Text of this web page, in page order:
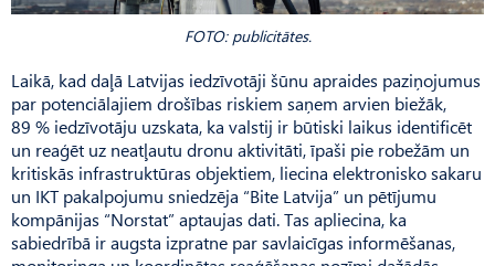
FOTO: publicitātes.
Laikā, kad daļā Latvijas iedzīvotāji šūnu apraides paziņojumus
par potenciālajiem drošības riskiem saņem arvien biežāk,
89 % iedzīvotāju uzskata, ka valstij ir būtiski laikus identificēt
un reaģēt uz neatļautu dronu aktivitāti, īpaši pie robežām un
kritiskās infrastruktūras objektiem, liecina elektronisko sakaru
un IKT pakalpojumu sniedzēja “Bite Latvija” un pētījumu
kompānijas “Norstat” aptaujas dati. Tas apliecina, ka
sabiedrībā ir augsta izpratne par savlaicīgas informēšanas,